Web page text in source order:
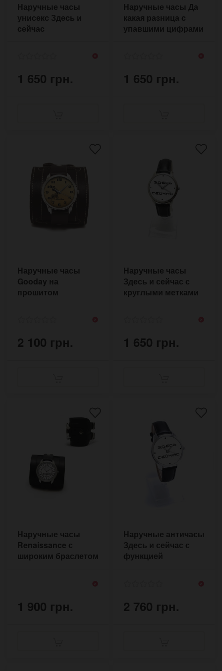
Наручные часы
унисекс Здесь и
сейчас
1 650 грн.
Наручные часы Да
какая разница с
упавшими цифрами
1 650 грн.
Наручные часы
Gooday на
прошитом
2 100 грн.
Наручные часы
Здесь и сейчас с
круглыми метками
1 650 грн.
Наручные часы
Renaissance с
широким браслетом
1 900 грн.
Наручные античасы
Здесь и сейчас с
функцией
2 760 грн.